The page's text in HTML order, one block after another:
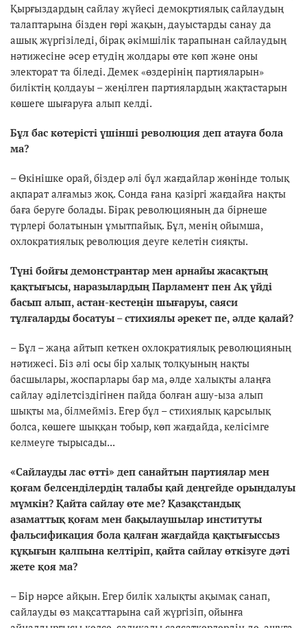
Қырғыздардың сайлау жүйесі демокртиялық сайлаудың
талаптарына бізден гөрі жақын, дауыстарды санау да
ашық жүргізіледі, бірақ әкімшілік тарапынан сайлаудың
нәтижесіне әсер етудің жолдары өте көп және оны
электорат та біледі. Демек «өздерінің партияларын»
биліктің қолдауы – жеңілген партиялардың жақтастарын
көшеге шығаруға алып келді.
Бұл бас көтерісті үшінші революция деп атауға бола
ма?
– Өкінішке орай, біздер әлі бұл жағдайлар жөнінде толық
ақпарат алғамыз жоқ. Сонда ғана қазіргі жағдайға нақты
баға беруге болады. Бірақ революцияның да бірнеше
түрлері болатынын ұмытпайық. Бұл, менің ойымша,
охлократиялық революция деуге келетін сияқты.
Түні бойғы демонстрантар мен арнайы жасақтың
қақтығысы, наразылардың Парламент пен Ақ үйді
басып алып, астан-кестеңін шығаруы, саяси
тұлғаларды босатуы – стихиялы әрекет пе, әлде қалай?
– Бұл – жаңа айтып кеткен охлократиялық революцияның
нәтижесі. Біз әлі осы бір халық толқуының нақты
басшылары, жоспарлары бар ма, әлде халықты алаңға
сайлау әділетсіздігінен пайда болған ашу-ыза алып
шықты ма, білмейміз. Егер бұл – стихиялық қарсылық
болса, көшеге шыққан тобыр, көп жағдайда, келісімге
келмеуге тырысады...
«Сайлауды лас өтті» деп санайтын партиялар мен
қоғам белсенділердің талабы қай деңгейде орындалуы
мүмкін? Қайта сайлау өте ме? Қазақстандық
азаматтық қоғам мен бақылаушылар институты
фальсификация бола қалған жағдайда қақтығыссыз
құқығын қалпына келтіріп, қайта сайлау өткізуге дәті
жете қоя ма?
– Бір нәрсе айқын. Егер билік халықты ақымақ санап,
сайлауды өз мақсаттарына сай жүргізіп, ойынға